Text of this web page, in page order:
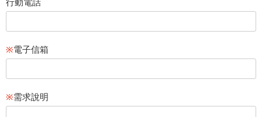
行動電話
※電子信箱
※需求說明